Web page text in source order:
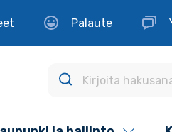
Palaute